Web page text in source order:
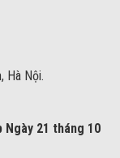
Hà Nội.
Ngày 21 tháng 10